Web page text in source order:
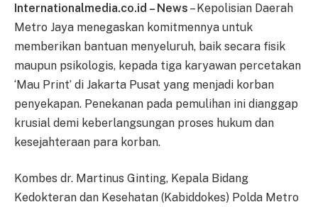
Internationalmedia.co.id – News – Kepolisian Daerah
Metro Jaya menegaskan komitmennya untuk
memberikan bantuan menyeluruh, baik secara fisik
maupun psikologis, kepada tiga karyawan percetakan
‘Mau Print’ di Jakarta Pusat yang menjadi korban
penyekapan. Penekanan pada pemulihan ini dianggap
krusial demi keberlangsungan proses hukum dan
kesejahteraan para korban.
Kombes dr. Martinus Ginting, Kepala Bidang
Kedokteran dan Kesehatan (Kabiddokes) Polda Metro